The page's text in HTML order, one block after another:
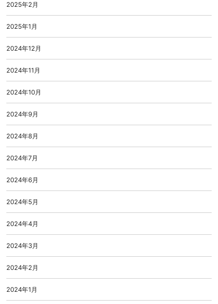
2025年2月
2025年1月
2024年12月
2024年11月
2024年10月
2024年9月
2024年8月
2024年7月
2024年6月
2024年5月
2024年4月
2024年3月
2024年2月
2024年1月